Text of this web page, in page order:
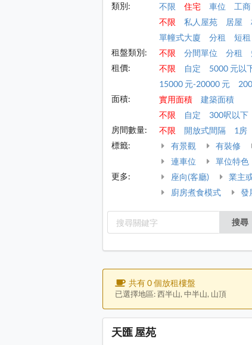
類別:
不限 住宅 車位 工商
不限
私人屋苑 居屋
單幢式大廈
分租
短租
租盤類別:
不限 分間單位 分租
租價:
不限 自定 5000 元以
15000 元-20000 元
面積:
實用面積
建築面積
不限
自定 300呎以下
房間數量:
不限 開放式間隔 1房
標籤:
有景觀 有裝修
連車位
單位特色
更多:
座向(客廳) 業主
廚房煮食模式
發
搜尋
共有 0 個放租樓盤
已選擇地區: 西半山, 中半山, 山頂
天匯 屋苑